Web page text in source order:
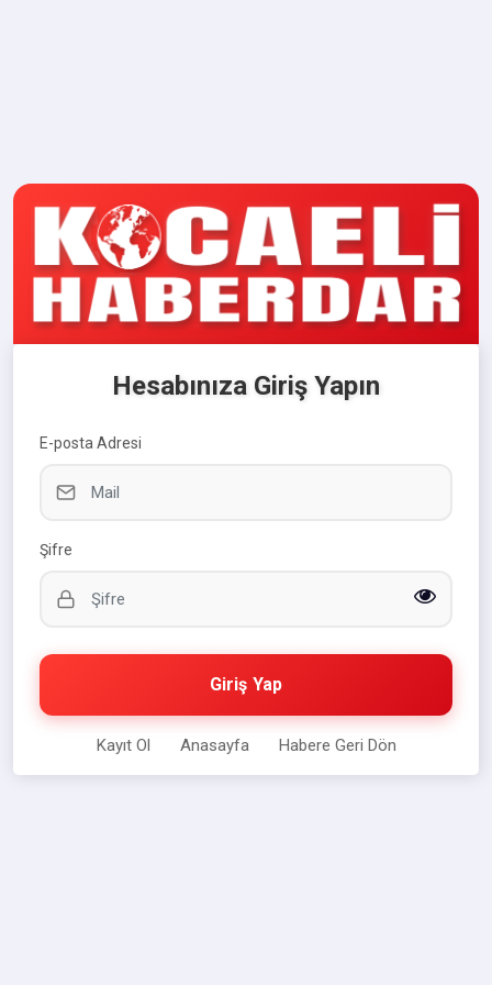
Hesabınıza Giriş Yapın
E-posta Adresi
Şifre
Giriş Yap
Kayıt Ol Anasayfa Habere Geri Dön